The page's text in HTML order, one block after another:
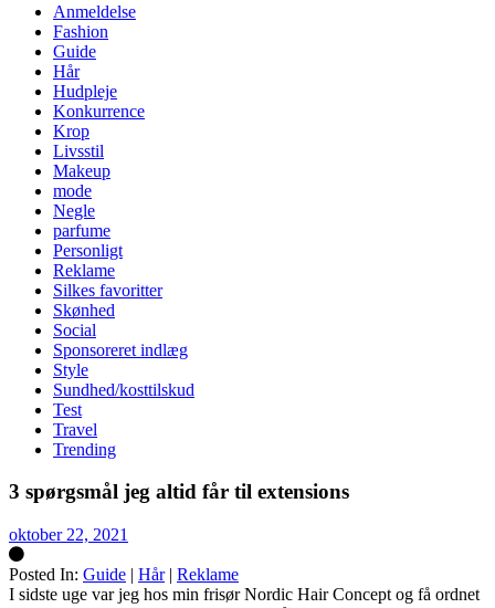
Anmeldelse
Fashion
Guide
Hår
Hudpleje
Konkurrence
Krop
Livsstil
Makeup
mode
Negle
parfume
Personligt
Reklame
Silkes favoritter
Skønhed
Social
Sponsoreret indlæg
Style
Sundhed/kosttilskud
Test
Travel
Trending
3 spørgsmål jeg altid får til extensions
oktober 22, 2021
Posted In: Guide | Hår| Reklame
Silke
I sidste uge var jeg hos min frisør Nordic Hair Concept og få ordnet